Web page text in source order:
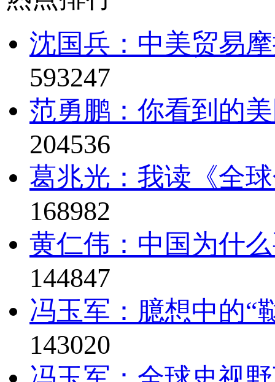
沈国兵：中美贸易
593247
范勇鹏：你看到的
204536
葛兆光：我读《全
168982
黄仁伟：中国为什
144847
冯玉军：臆想中的“
143020